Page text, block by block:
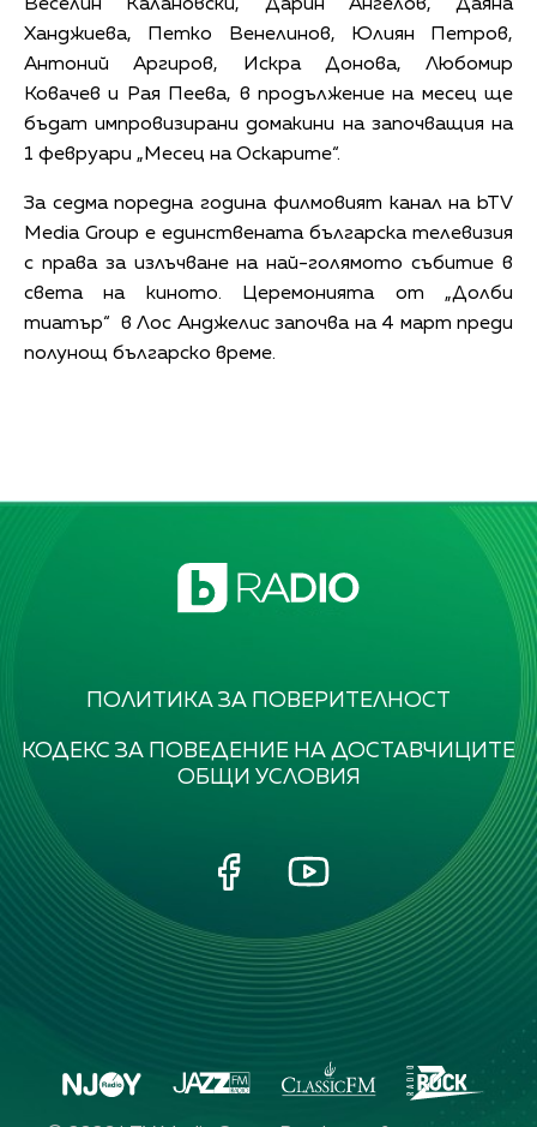
Веселин Калановски, Дарин Ангелов, Даяна
Ханджиева, Петко Венелинов, Юлиян Петров,
Антоний Аргиров, Искра Донова, Любомир
Ковачев и Рая Пеева, в продължение на месец ще
бъдат импровизирани домакини на започващия на
1 февруари „Месец на Оскарите“.
За седма поредна година филмовият канал на bTV
Media Group е единствената българска телевизия
с права за излъчване на най-голямото събитие в
света на киното. Церемонията от „Долби
тиатър“ в Лос Анджелис започва на 4 март преди
полунощ българско време.
ПОЛИТИКА ЗА ПОВЕРИТЕЛНОСТ
КОДЕКС ЗА ПОВЕДЕНИЕ НА ДОСТАВЧИЦИТЕ
ОБЩИ УСЛОВИЯ